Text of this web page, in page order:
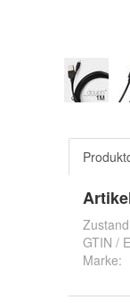
GTIN /
Marke: